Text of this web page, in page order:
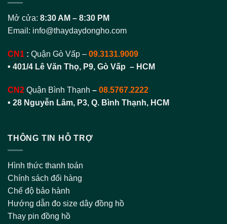
Mở cửa: 8:30 AM – 8:30 PM
Email: info@thaydaydongho.com
CN1 : Quận Gò Vấp – 09.3131.9009
• 401/4 Lê Văn Thọ, P9, Gò Vấp – HCM
CN2 Quận Bình Thạnh – 08.5767.2222
• 28 Nguyễn Lâm, P3, Q. Bình Thạnh, HCM
THÔNG TIN HỖ TRỢ
Hình thức thanh toán
Chính sách đổi hàng
Chế độ bảo hành
Hướng dẫn đo size dây đồng hồ
Thay pin đồng hồ